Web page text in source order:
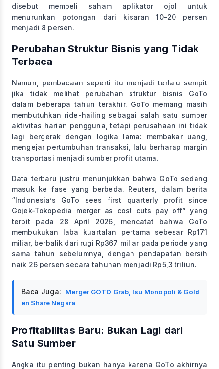
disebut membeli saham aplikator ojol untuk
menurunkan potongan dari kisaran 10–20 persen
menjadi 8 persen.
Perubahan Struktur Bisnis yang Tidak
Terbaca
Namun, pembacaan seperti itu menjadi terlalu sempit
jika tidak melihat perubahan struktur bisnis GoTo
dalam beberapa tahun terakhir. GoTo memang masih
membutuhkan ride-hailing sebagai salah satu sumber
aktivitas harian pengguna, tetapi perusahaan ini tidak
lagi bergerak dengan logika lama: membakar uang,
mengejar pertumbuhan transaksi, lalu berharap margin
transportasi menjadi sumber profit utama.
Data terbaru justru menunjukkan bahwa GoTo sedang
masuk ke fase yang berbeda. Reuters, dalam berita
“Indonesia’s GoTo sees first quarterly profit since
Gojek-Tokopedia merger as cost cuts pay off” yang
terbit pada 28 April 2026, mencatat bahwa GoTo
membukukan laba kuartalan pertama sebesar Rp171
miliar, berbalik dari rugi Rp367 miliar pada periode yang
sama tahun sebelumnya, dengan pendapatan bersih
naik 26 persen secara tahunan menjadi Rp5,3 triliun.
Baca Juga: Merger GOTO Grab, Isu Monopoli & Gold
en Share Negara
Profitabilitas Baru: Bukan Lagi dari
Satu Sumber
Angka itu penting bukan hanya karena GoTo akhirnya